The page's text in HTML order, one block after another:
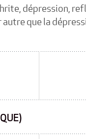
dépression,
que la